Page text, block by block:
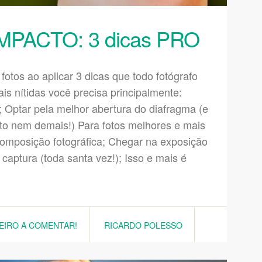
3 dicas PRO
ao aplicar 3 dicas que todo fotógrafo
nítidas você precisa principalmente:
pela melhor abertura do diafragma (e
nem demais!) Para fotos melhores e mais
fotográfica; Chegar na exposição
(toda santa vez!); Isso e mais é
A COMENTAR! RICARDO POLESSO